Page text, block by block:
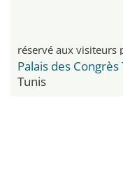
réservé aux visiteurs
Palais des Congrès
Tunis